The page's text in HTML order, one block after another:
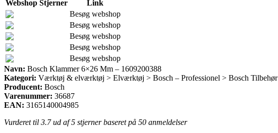
Webshop Stjerner
Link
Besøg webshop
Besøg webshop
Besøg webshop
Besøg webshop
Besøg webshop
Navn: Bosch Klammer 6×26 Mm – 1609200388
Kategori: Værktøj & elværktøj > Elværktøj > Bosch – Professionel > Bosch Tilbehør
Producent: Bosch
Varenummer: 36687
EAN: 3165140004985
Vurderet til 3.7ud af 5 stjerner baseret på 50 anmeldelser